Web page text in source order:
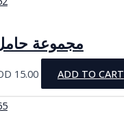
مجموعة
15.00 ADD TO CART